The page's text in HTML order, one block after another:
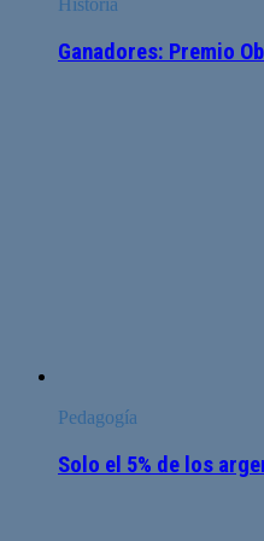
Historia
Ganadores: Premio
Pedagogía
Solo el 5% de los